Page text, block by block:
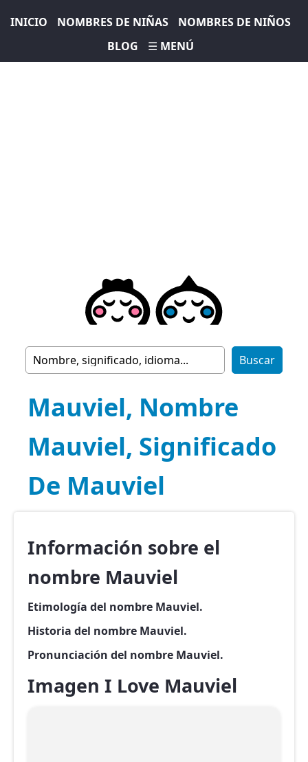
INICIO NOMBRES DE NIÑAS
NOMBRES DE NIÑOS
BLOG
☰ MENÚ
Mauviel, Nombre
Mauviel, Significado
De Mauviel
Información sobre el
nombre Mauviel
Etimología del nombre Mauviel.
Historia del nombre Mauviel.
Pronunciación del nombre Mauviel.
Imagen I Love Mauviel